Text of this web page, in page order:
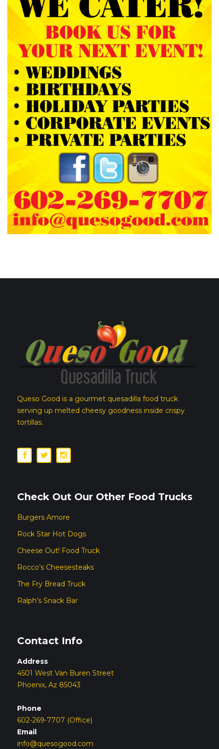
Queso Good is a gourmet quesadilla food truck
serving up melted cheesy goodness inside crispy
tortillas.
Check Out Our Other Food Trucks
Burgers Amore
Rock Star Hot Dogs
Cheese Out! Food Truck
Rocco’s Cheesesteaks
The Fry Bread Truck
Ralph’s Snack Bar
Contact Info
Address
4501 West Van Buren Street
Phoenix, Az 85043
Phone
602-269-7707 (Office)
Email
info@quesogood.com